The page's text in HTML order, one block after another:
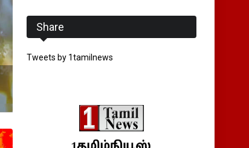
Share
Tweets by 1tamilnews